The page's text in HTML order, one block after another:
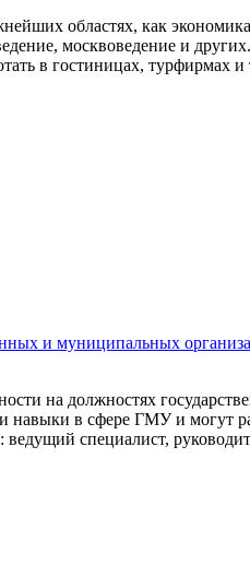
областях, как
москвоведение и
в гостиницах, турфирмах и
и муниципальных
на должностях
в сфере ГМУ и могут
специалист,